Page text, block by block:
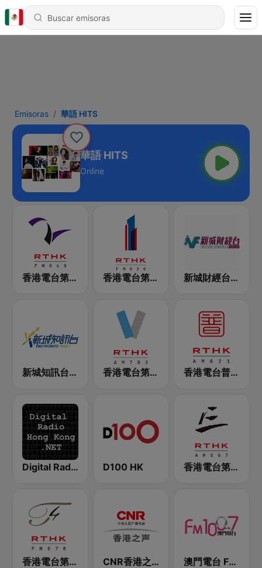
Emisoras 華語 HITS
華語 HITS
Online
香港電台第二台 RTHK Radio 2 香港電台第一台 RTHK Radio 1 新城財經台 Metro Finance FM104
新城知訊台 MetroInfo FM99.7 香港電台第五台 - RTHK Radio 5 香港電台普通話台 RTHK Radio
Digital Radio Hong Kong D100 HK 香港電台第三台 RTHK Radio 3
香港電台第四台 RTHK Radio 4 CNR香港之声 - CNR Voice of Hong Kong 澳門電台 FM 100.7